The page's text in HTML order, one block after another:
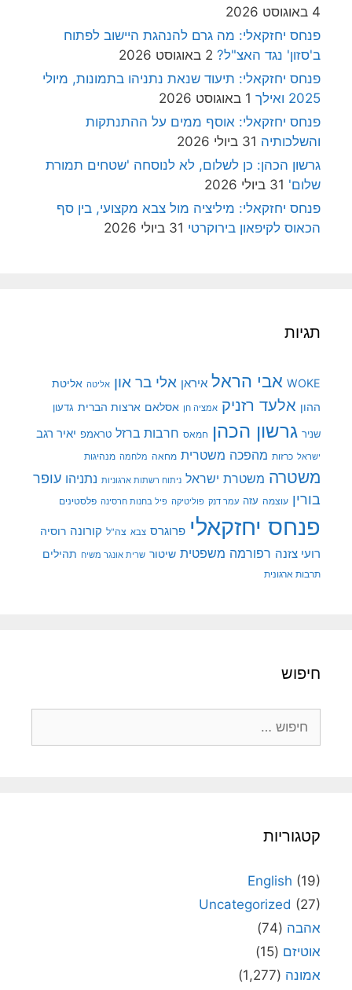
4 באוגוסט 2026
פנחס יחזקאלי: מה גרם להנהגת היישוב לפתוח
ב'סזון' נגד האצ"ל? 2 באוגוסט 2026
פנחס יחזקאלי: תיעוד שנאת נתניהו בתמונות, מיולי
2025 ואילך
1 באוגוסט 2026
פנחס יחזקאלי: אוסף ממים על ההתנתקות
והשלכותיה 31 ביולי 2026
גרשון הכהן: כן לשלום, לא לנוסחה 'שטחים תמורת
שלום' 31 ביולי 2026
פנחס יחזקאלי: מיליציה מול צבא מקצועי, בין סף
הכאוס לקיפאון בירוקרטי 31 ביולי 2026
תגיות
WOKE אבי הראל איראן אלי בר און אליטה אליטת
ההון אלעד רזניק אמציה חן אסלאם ארצות הברית גדעון
שניר גרשון הכהן חמאס חרבות ברזל טראמפ יאיר רגב
ישראל כרזות מהפכה משטרית מחאה מלחמה מנהיגות
משטרה משטרת ישראל ניתוח רשתות ארגוניות נתניהו עופר
בורין עוצמה עזה עמר דנק פוליטיקה פיל בחנות חרסינה פלסטינים
פנחס יחזקאלי פרוגרס צבא צה"ל קורונה רוסיה
רועי צזנה רפורמה משפטית שיטור שרית אונגר משיח תהילים
תרבות ארגונית
חיפוש
קטגוריות
English (19)
Uncategorized (27)
אהבה (74)
אוטיזם (15)
אמונה (1,277)